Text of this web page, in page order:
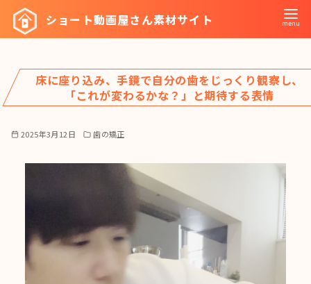
ツ
へ
ショート動画屋さん素材サイト
床に座り込み、手鏡で自分の歯をじっくり観察し、
「これが変わるかな？」と期待する表情
2025年3月12日 歯の矯正